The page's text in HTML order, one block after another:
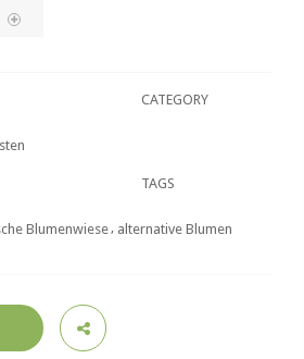
CATEGORY
TAGS
Blumenwiese alternative Blumen